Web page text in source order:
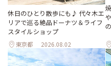
休日のひとり散歩にも♪ 代々木エ
リアで巡る絶品ドーナツ＆ライフ
スタイルショップ
東京都 2026.08.02